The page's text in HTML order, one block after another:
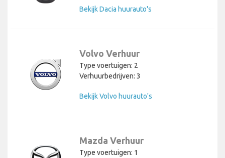
Bekijk Dacia huurauto's
Volvo Verhuur
Type voertuigen: 2
Verhuurbedrijven: 3
Bekijk Volvo huurauto's
Mazda Verhuur
Type voertuigen: 1